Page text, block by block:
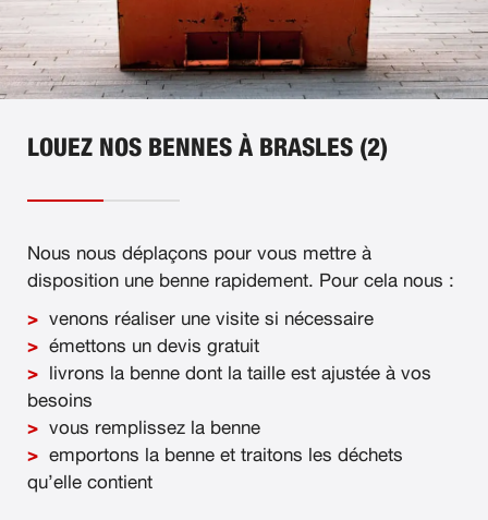
LOUEZ NOS BENNES À BRASLES (2)
Nous nous déplaçons pour vous mettre à
disposition une benne rapidement. Pour cela nous :
venons réaliser une visite si nécessaire
émettons un devis gratuit
livrons la benne dont la taille est ajustée à vos
besoins
vous remplissez la benne
emportons la benne et traitons les déchets
qu’elle contient